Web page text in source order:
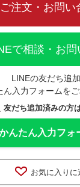
ご注文・お問い
で相談・お
LINEの友だち追加
入力フォームをご
友だち追加済みの方
んたん入力フォ
お気に入りに